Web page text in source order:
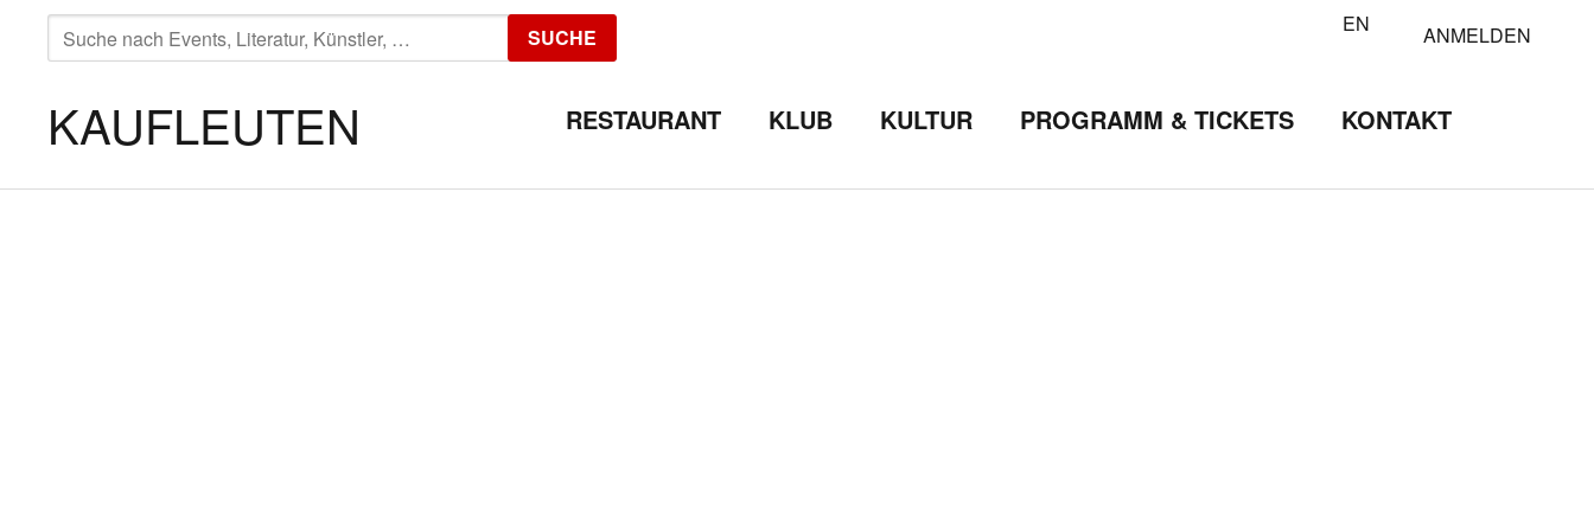
SUCHE
NACH:
SUCHE EN ANMELDEN
KAUFLEUTEN RESTAURANT KLUB KULTUR PROGRAMM & TICKETS KONTAKT